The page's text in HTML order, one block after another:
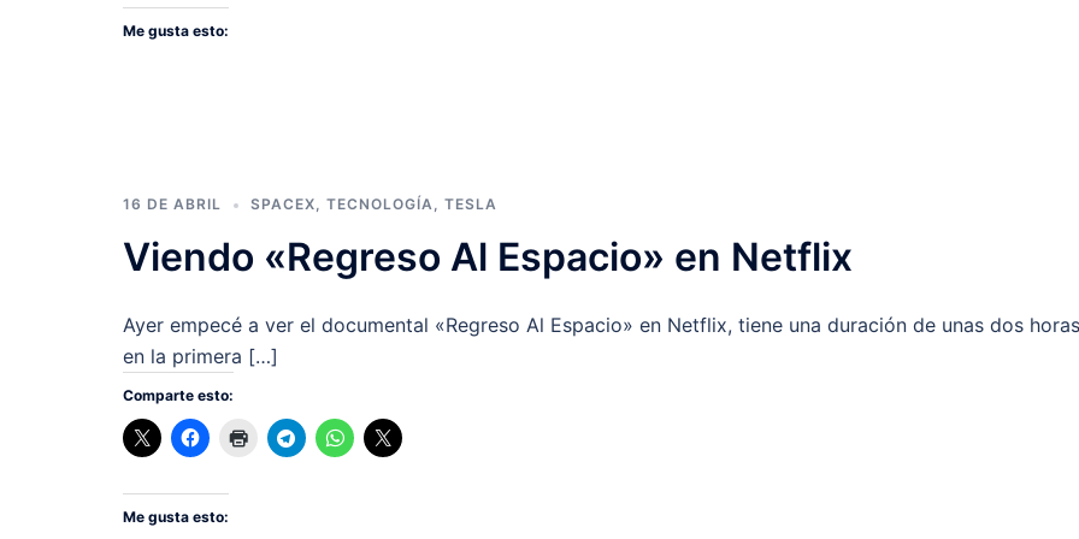
Me gusta esto:
16 DE ABRIL SPACEX TECNOLOGÍA TESLA
Viendo «Regreso Al Espacio» en Netflix
Ayer empecé a ver el documental «Regreso Al Espacio» en Netflix, tiene una duración de unas dos
en la primera […]
Comparte esto:
Me gusta esto: